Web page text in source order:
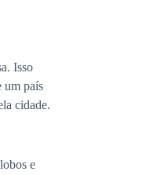
Isso
um país
cidade.
e